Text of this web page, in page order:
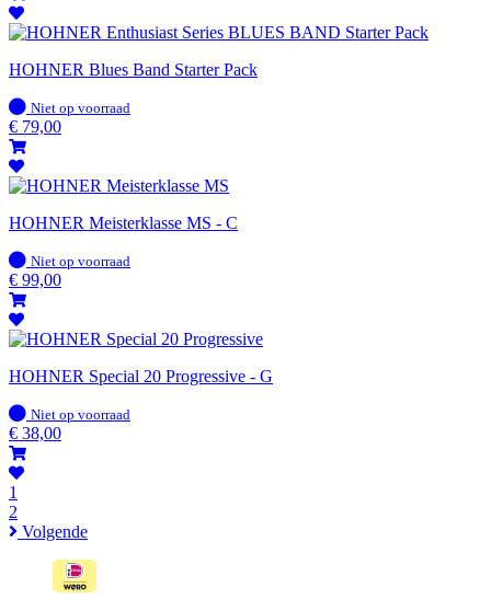
HOHNER Blues Band Starter Pack
Op
voorraad
Niet op voorraad
€ 79,00
HOHNER Meisterklasse MS - C
Op
voorraad
Niet op voorraad
€ 99,00
HOHNER Special 20 Progressive - G
Op
voorraad
Niet op voorraad
€ 38,00
1
2
Volgende